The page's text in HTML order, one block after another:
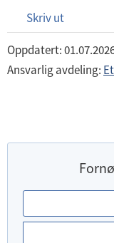
Skriv ut
Oppdatert:
Ansvarlig avdeling:
E
r